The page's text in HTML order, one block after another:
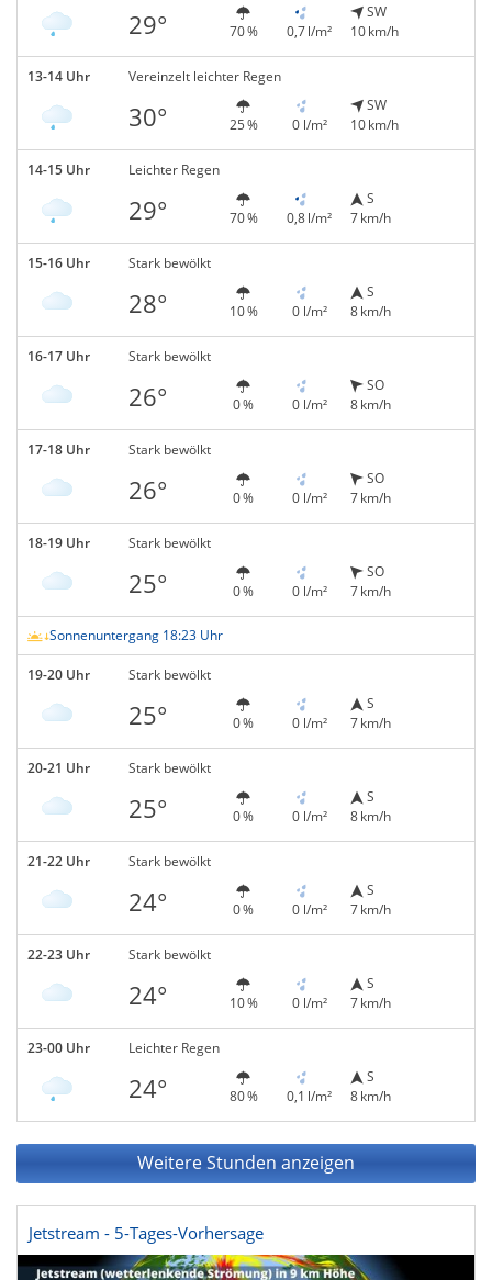
29° 70 % 0,7 l/m²
SW
10 km/h
13-14 Uhr Vereinzelt leichter Regen
30° 25 % 0 l/m²
SW
10 km/h
14-15 Uhr Leichter Regen
29° 70 % 0,8 l/m²
S
7 km/h
15-16 Uhr Stark bewölkt
28° 10 % 0 l/m²
S
8 km/h
16-17 Uhr Stark bewölkt
26° 0 % 0 l/m²
SO
8 km/h
17-18 Uhr Stark bewölkt
26° 0 % 0 l/m²
SO
7 km/h
18-19 Uhr Stark bewölkt
25° 0 % 0 l/m²
SO
7 km/h
Sonnenuntergang 18:23 Uhr
19-20 Uhr Stark bewölkt
25° 0 % 0 l/m²
S
7 km/h
20-21 Uhr Stark bewölkt
25° 0 % 0 l/m²
S
8 km/h
21-22 Uhr Stark bewölkt
24° 0 % 0 l/m²
S
7 km/h
22-23 Uhr Stark bewölkt
24° 10 % 0 l/m²
S
7 km/h
23-00 Uhr Leichter Regen
24° 80 % 0,1 l/m²
S
8 km/h
Weitere Stunden anzeigen
Jetstream - 5-Tages-Vorhersage